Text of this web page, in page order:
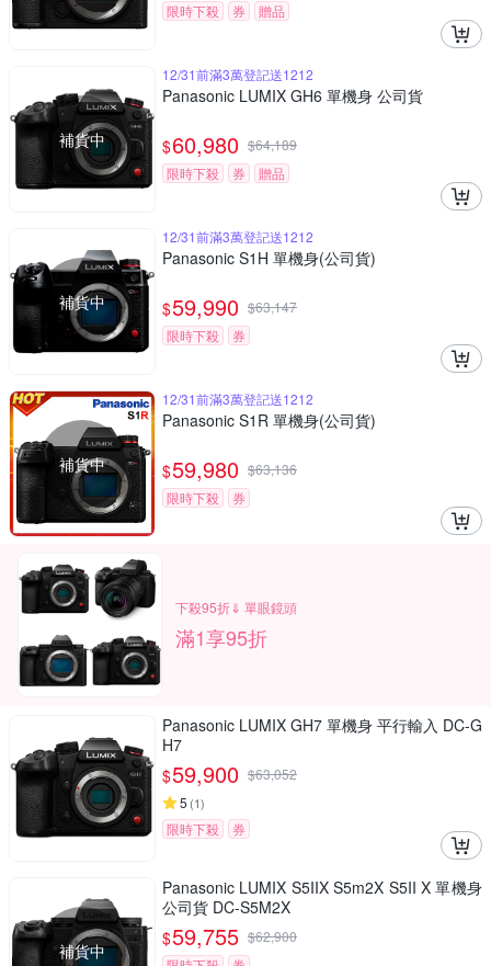
限時下殺
券 贈品
補貨中
12/31前滿3萬登記送1212
Panasonic LUMIX GH6 單機身 公司貨
$60,980 $64,189
限時下殺
券 贈品
補貨中
12/31前滿3萬登記送1212
Panasonic S1H 單機身(公司貨)
$59,990 $63,147
限時下殺
券
補貨中
12/31前滿3萬登記送1212
Panasonic S1R 單機身(公司貨)
$59,980 $63,136
限時下殺
券
下殺95折⇓ 單眼鏡頭
滿1享95折
Panasonic LUMIX GH7 單機身 平行輸入 DC-G
H7
$59,900 $63,052
5 (1)
限時下殺 券
補貨中
Panasonic LUMIX S5IIX S5m2X S5II X 單機身
公司貨 DC-S5M2X
$59,755 $62,900